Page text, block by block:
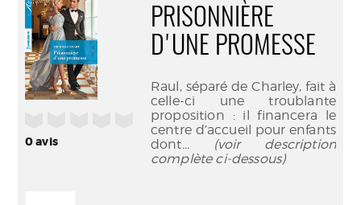
0avis
PRISONNIÈRE
D'UNE PROMESSE
Raul, séparé de Charley, fait à
celle-ci une troublante
proposition : il financera le
centre d’accueil pour enfants
dont... (voir description
complète ci-dessous)